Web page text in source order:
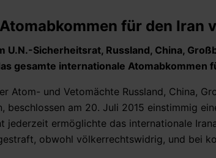
für den Iran
U.N.-Sicherheitsrat, Russland, China,
gesamte internationale Atomabkommen
Atom- und Vetomächte Russland, China,
beschlossen am 20. Juli 2015 einstimmig
jederzeit ermöglichte das internationale
obwohl völkerrechtswidrig, und bei